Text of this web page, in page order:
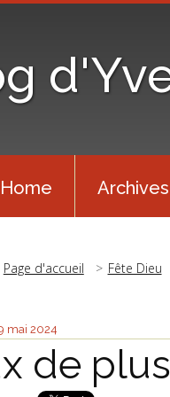
Home Archives
Page d'accueil Fête Dieu
mai 2024
de plus